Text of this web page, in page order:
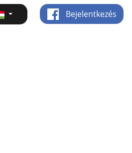
Bejelentkezés